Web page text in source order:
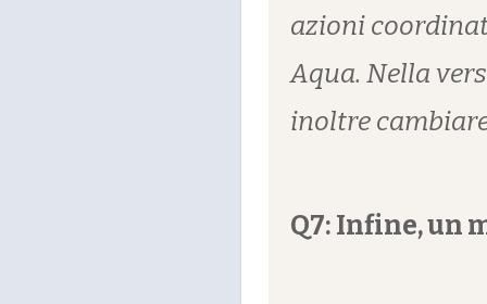
azioni
Aqua. Nella
inoltre
Q7: Infine, un